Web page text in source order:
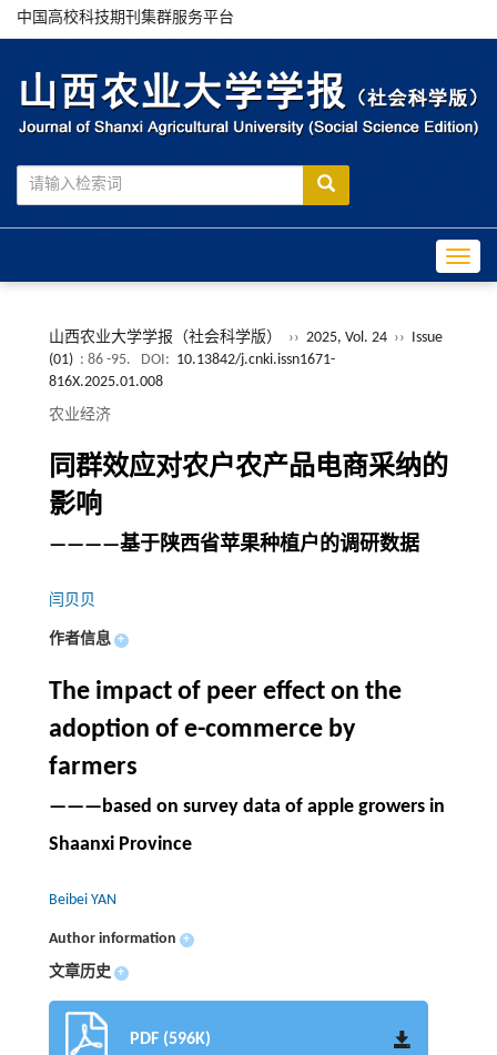
中国高校科技期刊集群服务平台
山西农业大学学报（社会科学版） ›› 2025, Vol. 24 ›› Issue
(01) : 86 -95. DOI: 10.13842/j.cnki.issn1671-
816X.2025.01.008
农业经济
同群效应对农户农产品电商采纳的
影响
————基于陕西省苹果种植户的调研数据
闫贝贝
作者信息 +
The impact of peer effect on the
adoption of e-commerce by
farmers
———based on survey data of apple growers in
Shaanxi Province
Beibei YAN
Author information +
文章历史 +
PDF (596K)